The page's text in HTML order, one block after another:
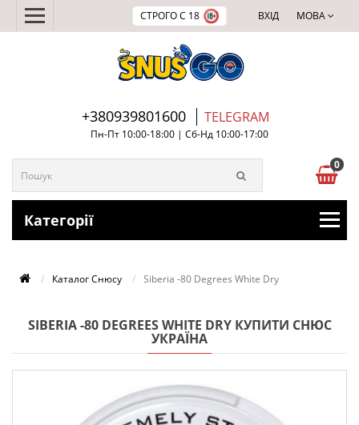
СТРОГО С 18 МОВА
ВХІД
+380939801600 TELEGRAM
Пн-Пт 10:00-18:00 | Сб-Нд 10:00-17:00
0
Категорії
Каталог Снюсу Siberia -80 Degrees White Dry
SIBERIA -80 DEGREES WHITE DRY КУПИТИ СНЮС
УКРАЇНА